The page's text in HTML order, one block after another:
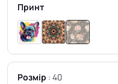
Принт
Розмір 40